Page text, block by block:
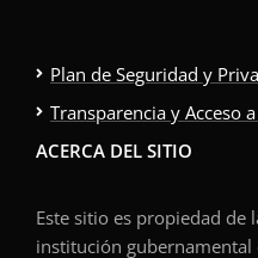
Plan de Seguridad y
Transparencia y Acceso
ACERCA DEL SITIO
Este sitio es propiedad de
institución